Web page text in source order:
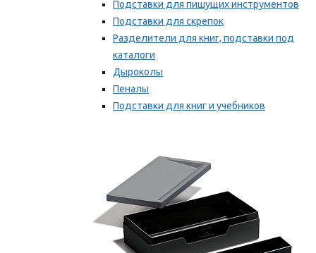
Подставки для пишущих инструментов
Подставки для скрепок
Разделители для книг, подставки под
каталоги
Дыроколы
Пеналы
Подставки для книг и учебников